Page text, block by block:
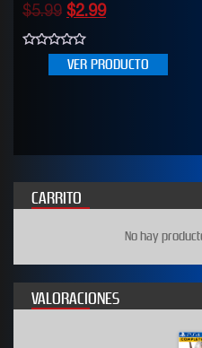
$5.99 $2.99
VER PRODUCTO
CARRITO
No hay
VALORACIONES